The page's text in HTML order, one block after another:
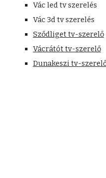
Vác led tv szerelés
Vác 3d tv szerelés
Sződliget tv-szerelő
Vácrátót tv-szerelő
Dunakeszi tv-